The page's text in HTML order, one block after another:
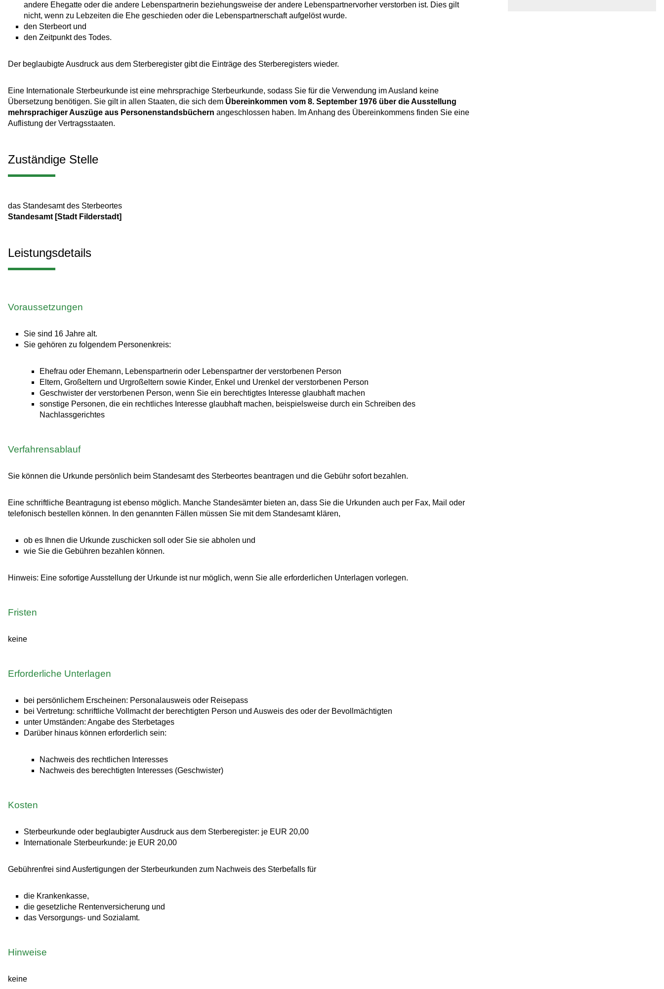
andere Ehegatte oder die andere Lebenspartnerin beziehungsweise der andere Lebenspartnervorher verstorben ist. Dies gilt
nicht, wenn zu Lebzeiten die Ehe geschieden oder die Lebenspartnerschaft aufgelöst wurde.
den Sterbeort und
den Zeitpunkt des Todes.
Der beglaubigte Ausdruck aus dem Sterberegister gibt die Einträge des Sterberegisters wieder.
Eine Internationale Sterbeurkunde ist eine mehrsprachige Sterbeurkunde, sodass Sie für die Verwendung im Ausland keine
Übersetzung benötigen. Sie gilt in allen Staaten, die sich dem Übereinkommen vom 8. September 1976 über die Ausstellung
mehrsprachiger Auszüge aus Personenstandsbüchern angeschlossen haben. Im Anhang des Übereinkommens finden Sie eine
Auflistung der Vertragsstaaten.
Zuständige Stelle
das Standesamt des Sterbeortes
Standesamt [Stadt Filderstadt]
Leistungsdetails
Voraussetzungen
Sie sind 16 Jahre alt.
Sie gehören zu folgendem Personenkreis:
Ehefrau oder Ehemann, Lebenspartnerin oder Lebenspartner der verstorbenen Person
Eltern, Großeltern und Urgroßeltern sowie Kinder, Enkel und Urenkel der verstorbenen Person
Geschwister der verstorbenen Person, wenn Sie ein berechtigtes Interesse glaubhaft machen
sonstige Personen, die ein rechtliches Interesse glaubhaft machen, beispielsweise durch ein Schreiben des
Nachlassgerichtes
Verfahrensablauf
Sie können die Urkunde persönlich beim Standesamt des Sterbeortes beantragen und die Gebühr sofort bezahlen.
Eine schriftliche Beantragung ist ebenso möglich. Manche Standesämter bieten an, dass Sie die Urkunden auch per Fax, Mail oder
telefonisch bestellen können. In den genannten Fällen müssen Sie mit dem Standesamt klären,
ob es Ihnen die Urkunde zuschicken soll oder Sie sie abholen und
wie Sie die Gebühren bezahlen können.
Hinweis: Eine sofortige Ausstellung der Urkunde ist nur möglich, wenn Sie alle erforderlichen Unterlagen vorlegen.
Fristen
keine
Erforderliche Unterlagen
bei persönlichem Erscheinen: Personalausweis oder Reisepass
bei Vertretung: schriftliche Vollmacht der berechtigten Person und Ausweis des oder der Bevollmächtigten
unter Umständen: Angabe des Sterbetages
Darüber hinaus können erforderlich sein:
Nachweis des rechtlichen Interesses
Nachweis des berechtigten Interesses (Geschwister)
Kosten
Sterbeurkunde oder beglaubigter Ausdruck aus dem Sterberegister: je EUR 20,00
Internationale Sterbeurkunde: je EUR 20,00
Gebührenfrei sind Ausfertigungen der Sterbeurkunden zum Nachweis des Sterbefalls für
die Krankenkasse,
die gesetzliche Rentenversicherung und
das Versorgungs- und Sozialamt.
Hinweise
keine